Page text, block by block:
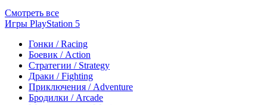
Смотреть все
Игры PlayStation 5
Гонки / Racing
Боевик / Action
Стратегии / Strategy
Драки / Fighting
Приключения / Adventure
Бродилки / Arcade